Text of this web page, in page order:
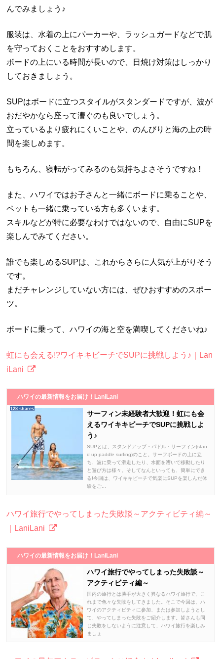
んでみましょう♪
服装は、水着の上にパーカーや、ラッシュガードなどで肌
を守っておくことをおすすめします。
ボードの上にいる時間が長いので、日焼け対策はしっかり
しておきましょう。
SUPはボードに立つスタイルがスタンダードですが、波が
おだやかなら座って漕ぐのも良いでしょう。
立っているより疲れにくいことや、のんびりと海の上の時
間を楽しめます。
もちろん、寝転がってみるのも気持ちよさそうですね！
また、ハワイではお子さんと一緒にボードに乗ることや、
ペットも一緒に乗っている方も多くいます。
スキルなどが特に必要なわけではないので、自由にSUPを
楽しんでみてください。
誰でも楽しめるSUPは、これからさらに人気が上がりそう
です。
まだチャレンジしていない方には、ぜひおすすめのスポー
ツ。
ボードに乗って、ハワイの海と空を満喫してくださいね♪
虹にも会える!?ワイキキビーチでSUPに挑戦しよう♪｜Lan
iLani
ハワイの最新情報をお届け！LaniLani
128 shares
サーフィン未経験者大歓迎！虹にも会
えるワイキキビーチでSUPに挑戦しよ
う♪
SUPとは、スタンドアップ・パドル・サーフィン(stan
d up paddle surfing)のこと。サーフボードの上に立
ち、波に乗って滑走したり、水面を漕いで移動したり
と遊び方は様々。そしてなんといっても、簡単にでき
る!今回は、ワイキキビーチで気楽にSUPを楽しんだ体
験をご...
ハワイ旅行でやってしまった失敗談～アクティビティ編～
｜LaniLani
ハワイの最新情報をお届け！LaniLani
ハワイ旅行でやってしまった失敗談～
アクティビティ編～
国内の旅行とは勝手が大きく異なるハワイ旅行で、こ
れまで色々な失敗をしてきました。そこで今回は、ハ
ワイのアクティビティに参加、または参加しようとし
て、やってしまった失敗をご紹介します。皆さんも同
じ失敗をしないように注意して、ハワイ旅行を楽しみ
ましょ...